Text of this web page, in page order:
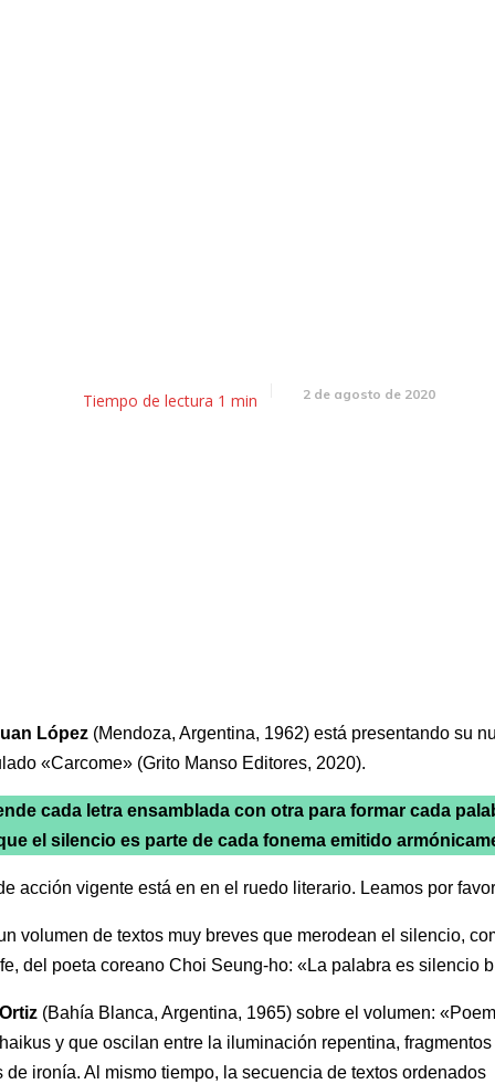
Tiempo de lectura 1 min 2 de agosto de 2020
López (Mendoza, Argentina, 1962) está presentando su
«Carcome» (Grito Manso Editores, 2020).
cada letra ensamblada con otra para formar cada
el silencio es parte de cada fonema emitido
acción vigente está en en el ruedo literario. Leamos por
volumen de textos muy breves que merodean el silencio,
del poeta coreano Choi Seung-ho: «La palabra es silencio
(Bahía Blanca, Argentina, 1965) sobre el volumen:
y que oscilan entre la iluminación repentina,
de ironía. Al mismo tiempo, la secuencia de textos ordenados